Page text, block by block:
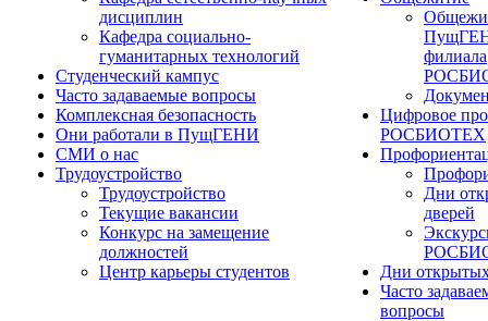
дисциплин
Кафедра социально-
гуманитарных технологий
Студенческий кампус
Часто задаваемые вопросы
Комплексная безопасность
Они работали в ПущГЕНИ
СМИ о нас
Трудоустройство
Трудоустройство
Текущие вакансии
Конкурс на замещение
должностей
Центр карьеры студентов
филиала
Цифровое
РОСБИОТЕХ
Дни
дверей
Дни
Часто
вопросы